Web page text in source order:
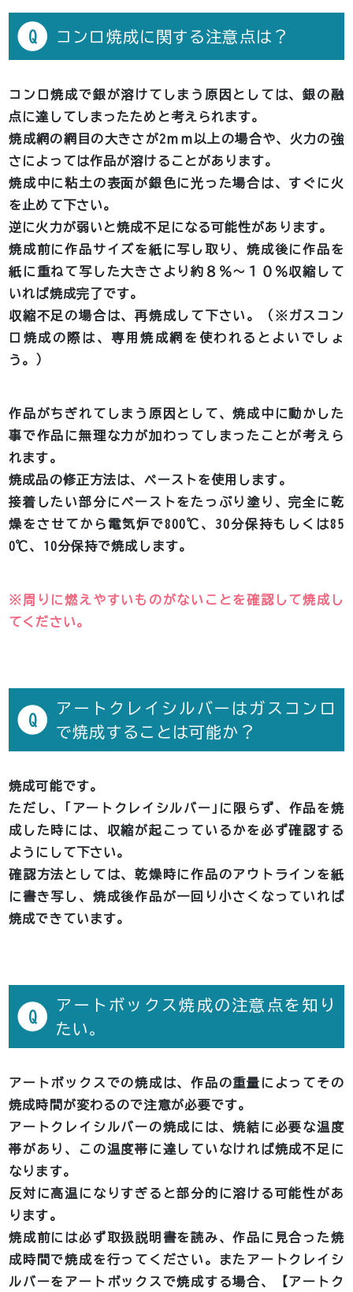
Q コンロ焼成に関する注意点は？
コンロ焼成で銀が溶けてしまう原因としては、銀の融
点に達してしまったためと考えられます。
焼成網の網目の大きさが2ｍｍ以上の場合や、火力の強
さによっては作品が溶けることがあります。
焼成中に粘土の表面が銀色に光った場合は、すぐに火
を止めて下さい。
逆に火力が弱いと焼成不足になる可能性があります。
焼成前に作品サイズを紙に写し取り、焼成後に作品を
紙に重ねて写した大きさより約８％～１０％収縮して
いれば焼成完了です。
収縮不足の場合は、再焼成して下さい。（※ガスコン
ロ焼成の際は、専用焼成網を使われるとよいでしょ
う。）
作品がちぎれてしまう原因として、焼成中に動かした
事で作品に無理な力が加わってしまったことが考えら
れます。
焼成品の修正方法は、ペーストを使用します。
接着したい部分にペーストをたっぷり塗り、完全に乾
燥をさせてから電気炉で800℃、30分保持もしくは85
0℃、10分保持で焼成します。
※周りに燃えやすいものがないことを確認して焼成し
てください。
Q
アートクレイシルバーはガスコンロ
で焼成することは可能か？
焼成可能です。
ただし、｢アートクレイシルバー｣に限らず、作品を焼
成した時には、収縮が起こっているかを必ず確認する
ようにして下さい。
確認方法としては、乾燥時に作品のアウトラインを紙
に書き写し、焼成後作品が一回り小さくなっていれば
焼成できています。
Q
アートボックス焼成の注意点を知り
たい。
アートボックスでの焼成は、作品の重量によってその
焼成時間が変わるので注意が必要です。
アートクレイシルバーの焼成には、焼結に必要な温度
帯があり、この温度帯に達していなければ焼成不足に
なります。
反対に高温になりすぎると部分的に溶ける可能性があ
ります。
焼成前には必ず取扱説明書を読み、作品に見合った焼
成時間で焼成を行ってください。またアートクレイシ
ルバーをアートボックスで焼成する場合、【アートク